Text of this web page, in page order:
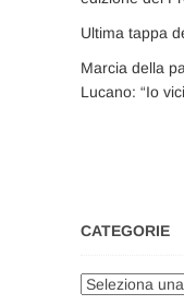
Ultima tappa
Marcia della
Lucano: “Io
CATEGORIE
Categorie